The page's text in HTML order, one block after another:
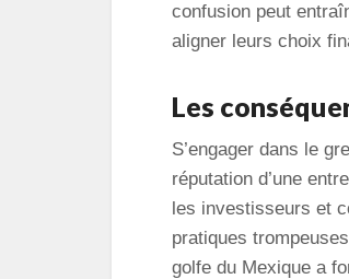
confusion peut
aligner leurs choix
Les
S’engager dans le
réputation d’une
les investisseurs et
pratiques
golfe du Mexique a